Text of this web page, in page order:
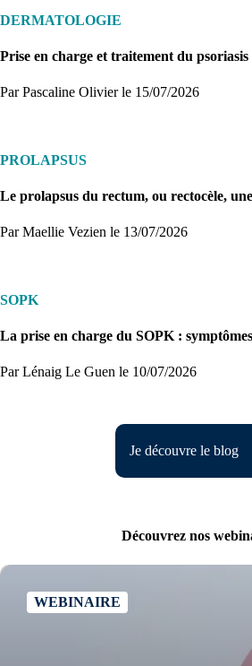
DERMATOLOGIE
Prise en charge et traitement du
Par Pascaline Olivierle 15/07/2026
PROLAPSUS
Le prolapsus du rectum, ou rectocèle,
Par Maellie Vezien le 13/07/2026
SOPK
La prise en charge du SOPK :
Par Lénaig Le Guen le 10/07/2026
Je découvre le blog
Découvrez nos
WEBINAIRE